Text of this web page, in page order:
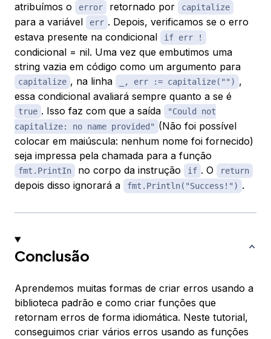
atribuímos o
error retornado por capitalize
para a variável err . Depois, verificamos se o erro
estava presente na condicional
if err !
condicional = nil. Uma vez que embutimos uma
string vazia em código como um argumento para
capitalize , na linha _, err := capitalize("") ,
essa condicional avaliará sempre quanto a se é
true . Isso faz com que a saída
"Could not
capitalize: no name provided" (Não foi possível
colocar em maiúscula: nenhum nome foi fornecido)
seja impressa pela chamada para a função
fmt.PrintIn no corpo da instrução if . O return
depois disso ignorará a fmt.Println("Success!") .
Conclusão
Aprendemos muitas formas de criar erros usando a
biblioteca padrão e como criar funções que
retornam erros de forma idiomática. Neste tutorial,
conseguimos criar vários erros usando as funções